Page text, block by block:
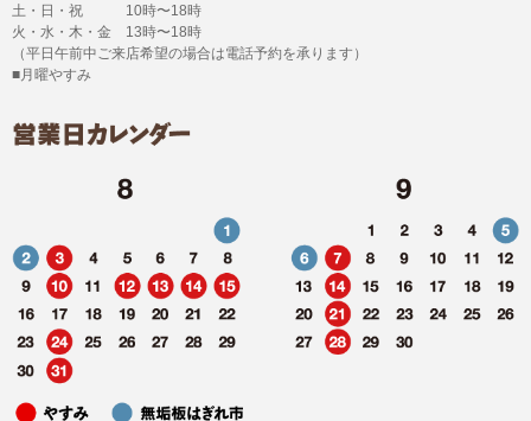
土・日・祝 10時〜18時
火・水・木・金 13時〜18時
（平日午前中ご来店希望の場合は電話予約を承ります）
■月曜やすみ